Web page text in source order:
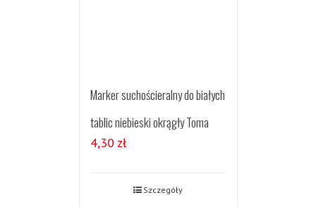
Marker suchościeralny do białych
tablic niebieski okrągły Toma
4,30 zł
Szczegóły